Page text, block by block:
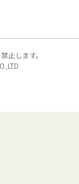
止します。